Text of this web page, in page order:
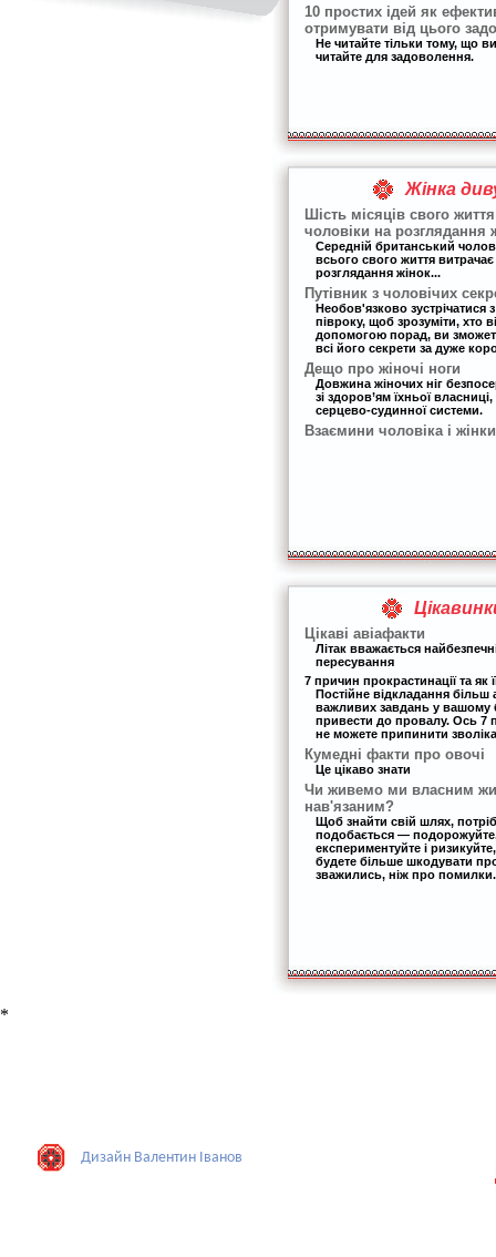
10 простих ідей як
отримувати від цього
Не читайте тільки тому, що
читайте для задоволення.
Жінка
Шість місяців свого
чоловіки на розглядання
Середній британський
всього свого життя витрачає
розглядання жінок...
Путівник з чоловічих
Необов'язково зустрічатися
півроку, щоб зрозуміти, хто
допомогою порад, ви
всі його секрети за дуже
Дещо про жіночі ноги
Довжина жіночих ніг
зі здоров’ям їхньої
серцево-судинної системи.
Взаємини чоловіка і жінки
Цікаві авіафакти
Літак вважається
пересування
7 причин прокрастинації та як
Постійне відкладання
важливих завдань у вашому
привести до провалу. Ось 7
не можете припинити
Кумедні факти про овочі
Це цікаво знати
Чи живемо ми власним
нав'язаним?
Щоб знайти свій шлях,
подобається —
експериментуйте і
будете більше шкодувати
зважились, ніж про помилки.
*
Дизайн Валентин Iванов